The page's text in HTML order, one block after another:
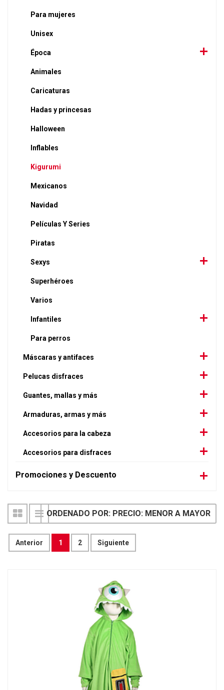
Para mujeres
Unisex
Época
Animales
Caricaturas
Hadas y princesas
Halloween
Inflables
Kigurumi
Mexicanos
Navidad
Películas Y Series
Piratas
Sexys
Superhéroes
Varios
Infantiles
Para perros
Máscaras y antifaces
Pelucas disfraces
Guantes, mallas y más
Armaduras, armas y más
Accesorios para la cabeza
Accesorios para disfraces
Promociones y Descuento
Anterior 1 2 Siguiente
ORDENADO POR: PRECIO: MENOR A MAYOR